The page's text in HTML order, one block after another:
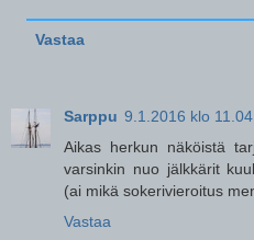
Vastaa
Sarppu 9.1.2016 klo
Aikas herkun näköistä
varsinkin nuo jälkkärit
(ai mikä sokerivieroitus
Vastaa